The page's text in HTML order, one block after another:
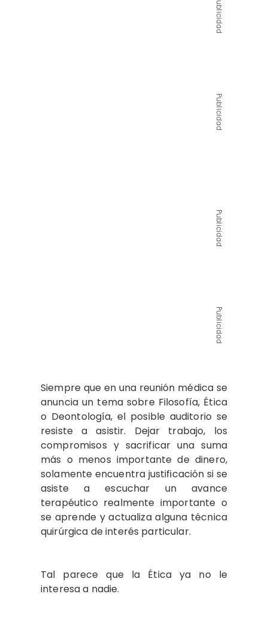
Publicidad
Publicidad
Publicidad
Publicidad
Siempre que en una reunión médica se
anuncia un tema sobre Filosofía, Ética
o Deontología, el posible auditorio se
resiste a asistir. Dejar trabajo, los
compromisos y sacrificar una suma
más o menos importante de dinero,
solamente encuentra justificación si se
asiste a escuchar un avance
terapéutico realmente importante o
se aprende y actualiza alguna técnica
quirúrgica de interés particular.
Tal parece que la Ética ya no le
interesa a nadie.